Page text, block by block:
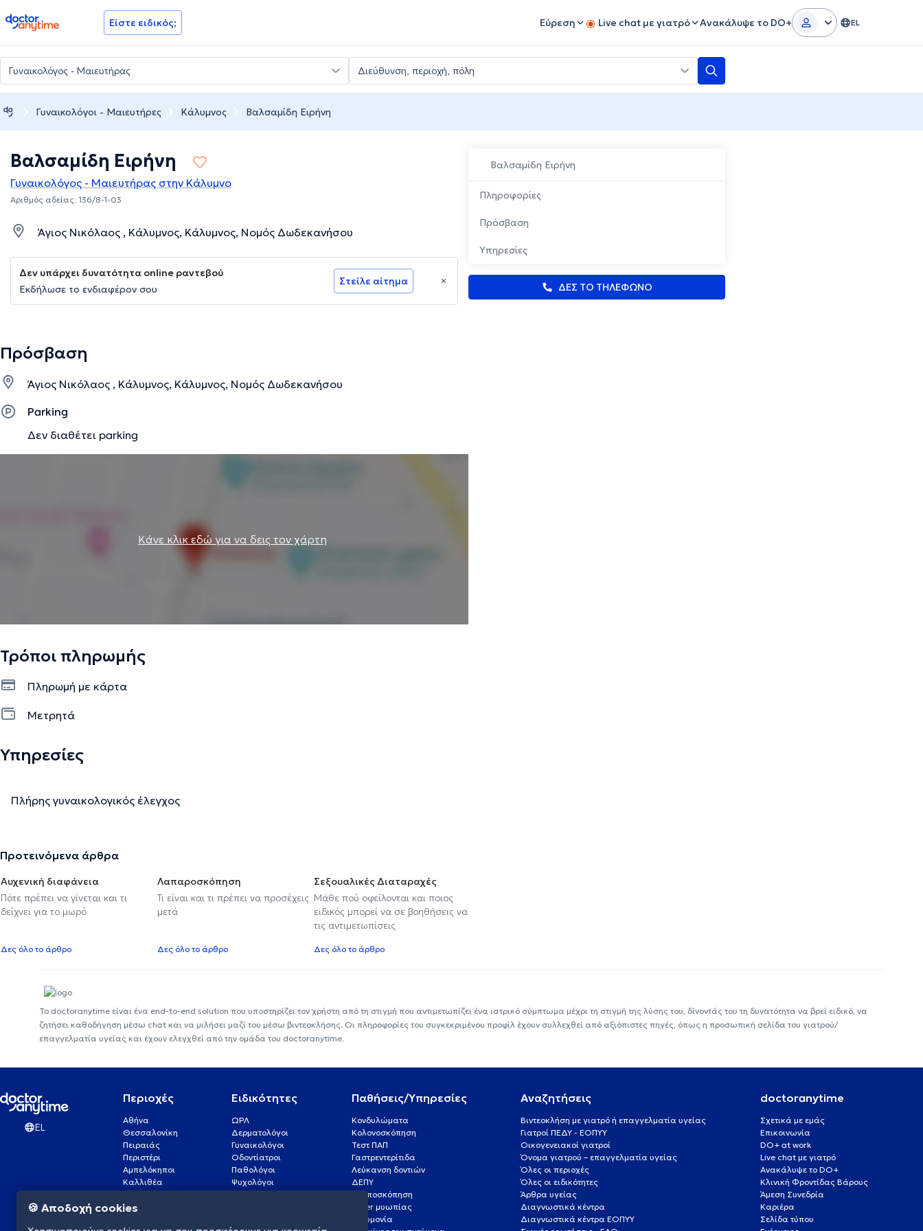
doctoranytime Είστε ειδικός; Εύρεση Live chat με γιατρό Ανακάλυψε το DO+ EL
Γυναικολόγοι - Μαιευτήρες Κάλυμνος Βαλσαμίδη Ειρήνη
Βαλσαμίδη Ειρήνη
Πληροφορίες
Πρόσβαση
Υπηρεσίες
ΔΕΣ ΤΟ ΤΗΛΕΦΩΝΟ
Βαλσαμίδη Ειρήνη
Γυναικολόγος - Μαιευτήρας στην Κάλυμνο
Αριθμός αδείας: 136/8-1-03
Άγιος Νικόλαος , Κάλυμνος, Κάλυμνος, Νομός Δωδεκανήσου
Δεν υπάρχει δυνατότητα online ραντεβού
Εκδήλωσε το ενδιαφέρον σου
Στείλε αίτημα
Πρόσβαση
Άγιος Νικόλαος , Κάλυμνος, Κάλυμνος, Νομός Δωδεκανήσου
Parking
Δεν διαθέτει parking
Κάνε κλικ εδώ για να δεις τον χάρτη
Τρόποι πληρωμής
Πληρωμή με κάρτα
Μετρητά
Υπηρεσίες
Πλήρης γυναικολογικός έλεγχος
Προτεινόμενα άρθρα
Αυχενική διαφάνεια
Πότε πρέπει να γίνεται και τι
δείχνει για το μωρό
Δες όλο το άρθρο
Λαπαροσκόπηση
Τι είναι και τι πρέπει να προσέχεις
μετά
Δες όλο το άρθρο
Σεξουαλικές Διαταραχές
Μάθε πού οφείλονται και ποιος
ειδικός μπορεί να σε βοηθήσεις να
τις αντιμετωπίσεις
Δες όλο το άρθρο
Το doctoranytime είναι ένα end-to-end solution που υποστηρίζει τον χρήστη από τη στιγμή που αντιμετωπίζει ένα ιατρικό σύμπτωμα μέχρι τη στιγμή της λύσης του, δίνοντάς του τη δυνατότητα να βρεί ειδικό, να
ζητήσει καθοδήγηση μέσω chat και να μιλήσει μαζί του μέσω βιντεοκλήσης. Οι πληροφορίες του συγκεκριμένου προφίλ έχουν συλλεχθεί από αξιόπιστες πηγές, όπως η προσωπική σελίδα του γιατρού/
επαγγελματία υγείας και έχουν ελεγχθεί από την ομάδα του doctoranytime.
EL
Περιοχές
Αθήνα
Θεσσαλονίκη
Πειραιάς
Περιστέρι
Αμπελόκηποι
Καλλιθέα
Γλυφάδα
Ειδικότητες
ΩΡΛ
Δερματολόγοι
Γυναικολόγοι
Οδοντίατροι
Παθολόγοι
Ψυχολόγοι
Παθήσεις/Υπηρεσίες
Κονδυλώματα
Κολονοσκόπηση
Τεστ ΠΑΠ
Γαστρεντερίτιδα
Λεύκανση δοντιών
ΔΕΠΥ
Κολποσκόπηση
Laser μυωπίας
Πνευμονία
Αναζητήσεις
Βιντεοκλήση με γιατρό ή επαγγελματία υγείας
Γιατροί ΠΕΔΥ - ΕΟΠΥΥ
Οικογενειακοί γιατροί
Όνομα γιατρού – επαγγελματία υγείας
Όλες οι περιοχές
Όλες οι ειδικότητες
Άρθρα υγείας
Διαγνωστικά κέντρα
Διαγνωστικά κέντρα ΕΟΠΥΥ
doctoranytime
Σχετικά με εμάς
Επικοινωνία
DO+ at work
Live chat με γιατρό
Ανακάλυψε το DO+
Κλινική Φροντίδας Βάρους
Άμεση Συνεδρία
Καριέρα
Σελίδα τύπου
🍪 Αποδοχή cookies